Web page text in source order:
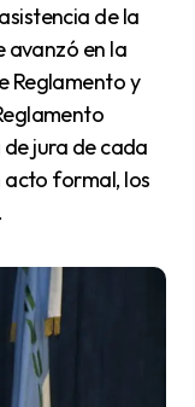
avanzó en la
Reglamento y
jura de cada
acto formal, los